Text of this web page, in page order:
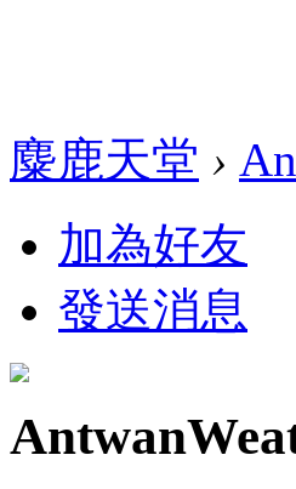
麋鹿天堂 ›
加為好友
發送消息